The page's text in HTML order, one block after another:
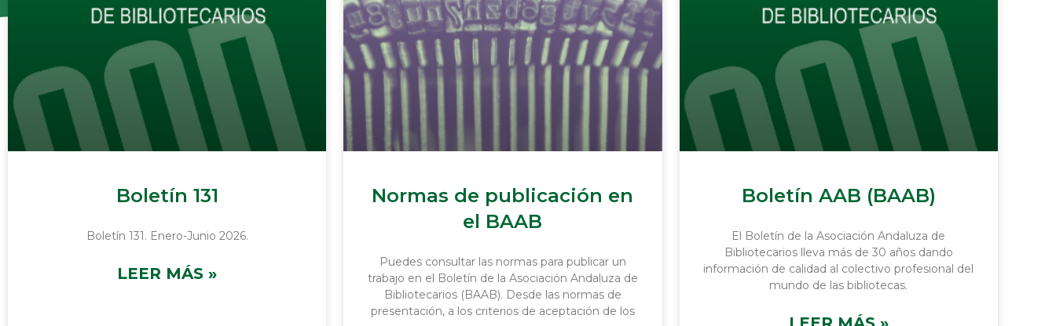
Boletín 131
Boletín 131. Enero-Junio 2026.
LEER MÁS »
Normas de publicación en
el BAAB
Puedes consultar las normas para publicar un
trabajo en el Boletín de la Asociación Andaluza de
Bibliotecarios (BAAB). Desde las normas de
presentación, a los criterios de aceptación de los
Boletín AAB (BAAB)
El Boletín de la Asociación Andaluza de
Bibliotecarios lleva más de 30 años dando
información de calidad al colectivo profesional del
mundo de las bibliotecas.